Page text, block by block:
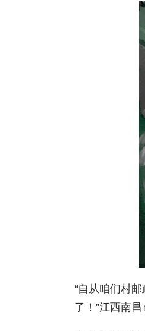
“自从咱们村
了！”江西南